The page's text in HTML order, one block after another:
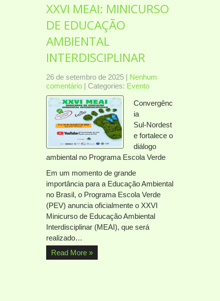
XXVI MEAI: MINICURSO
DE EDUCAÇÃO
AMBIENTAL
INTERDISCIPLINAR
26 de setembro de 2025 | Nenhum
comentário | Categories: Evento
Convergênc
ia
Sul‑Nordest
e fortalece o
diálogo
ambiental no Programa Escola Verde
Em um momento de grande
importância para a Educação Ambiental
no Brasil, o Programa Escola Verde
(PEV) anuncia oficialmente o XXVI
Minicurso de Educação Ambiental
Interdisciplinar (MEAI), que será
realizado…
Read More »